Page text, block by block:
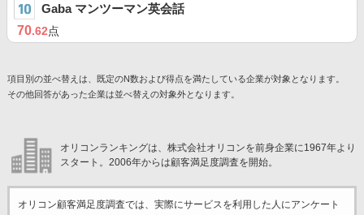
Gaba マンツーマン英会話
70.62点
項目別の並べ替えは、既定のN数および得点を満たしている企業が対象となります。
その他回答があった企業は並べ替えの対象外となります。
オリコンランキングは、株式会社オリコンを前身企業に1967年より
スタート。2006年からは顧客満足度調査を開始。
オリコン顧客満足度調査では、実際にサービスを利用した 人にアンケート